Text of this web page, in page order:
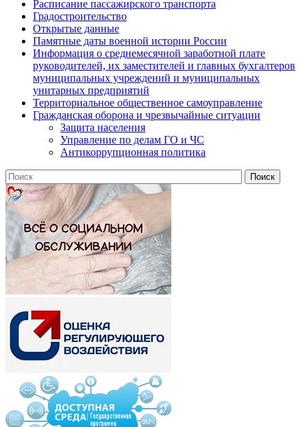
Расписание пассажирского транспорта
Градостроительство
Открытые данные
Памятные даты военной истории России
Информация о среднемесячной заработной плате
руководителей, их заместителей и главных бухгалтеров
муниципальных учреждений и муниципальных
унитарных предприятий
Территориальное общественное самоуправление
Гражданская оборона и чрезвычайные ситуации
Защита населения
Управление по делам ГО и ЧС
Антикоррупционная политика